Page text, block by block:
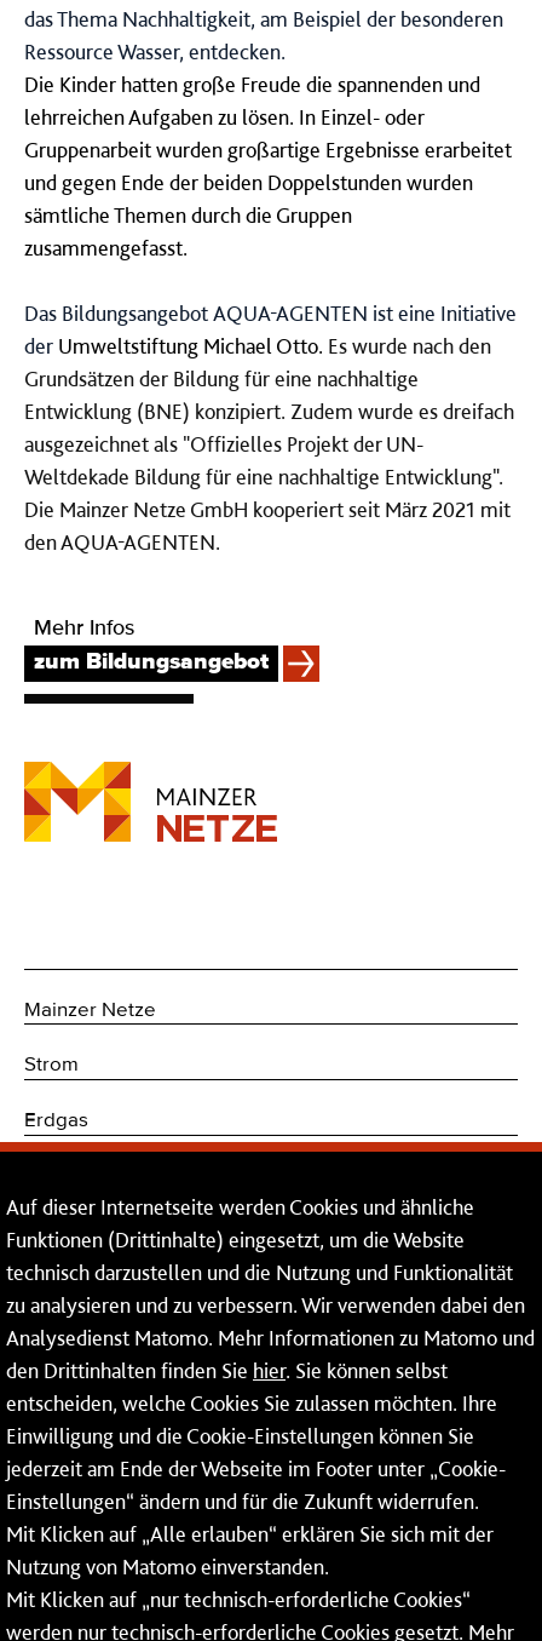
das Thema Nachhaltigkeit, am Beispiel der besonderen
Ressource Wasser, entdecken.
Die Kinder hatten große Freude die spannenden und
lehrreichen Aufgaben zu lösen. In Einzel- oder
Gruppenarbeit wurden großartige Ergebnisse erarbeitet
und gegen Ende der beiden Doppelstunden wurden
sämtliche Themen durch die Gruppen
zusammengefasst.
Das Bildungsangebot AQUA-AGENTEN ist eine Initiative
der Umweltstiftung Michael Otto. Es wurde nach den
Grundsätzen der Bildung für eine nachhaltige
Entwicklung (BNE) konzipiert. Zudem wurde es dreifach
ausgezeichnet als "Offizielles Projekt der UN-
Weltdekade Bildung für eine nachhaltige Entwicklung".
Die Mainzer Netze GmbH kooperiert seit März 2021 mit
den AQUA-AGENTEN.
Mehr Infos
zum Bildungsangebot
Mainzer Netze
Strom
Erdgas
Kommunikations- und Sicherheitstechnik
Service
Mainzer Netze GmbH
Rheinallee 41
55118 Mainz
Tel.:06131 - 12 74 74
Fax: 06131 - 12 74 77
Auf dieser Internetseite werden Cookies und ähnliche
Funktionen (Drittinhalte) eingesetzt, um die Website
technisch darzustellen und die Nutzung und Funktionalität
zu analysieren und zu verbessern. Wir verwenden dabei den
Analysedienst Matomo. Mehr Informationen zu Matomo und
den Drittinhalten finden Sie hier. Sie können selbst
entscheiden, welche Cookies Sie zulassen möchten. Ihre
Einwilligung und die Cookie-Einstellungen können Sie
jederzeit am Ende der Webseite im Footer unter „Cookie-
Einstellungen“ ändern und für die Zukunft widerrufen.
Mit Klicken auf „Alle erlauben“ erklären Sie sich mit der
Nutzung von Matomo einverstanden.
Mit Klicken auf „nur technisch-erforderliche Cookies“
werden nur technisch-erforderliche Cookies gesetzt. Mehr